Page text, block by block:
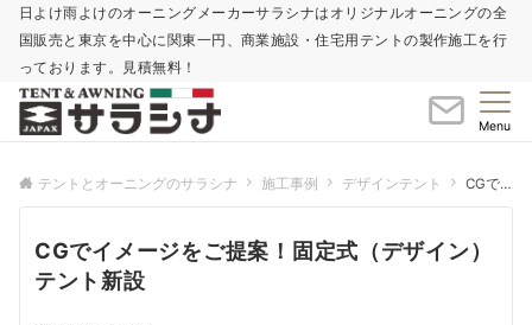
日よけ雨よけのオーニングメーカーサラシナはオリジナルオーニングの全
国販売と東京を中心に関東一円、商業施設・住宅用テントの製作施工を行
っております。見積無料！
Menu
テントとオーニングのサラシナ 施工事例 デザインテント CGでイメージをご提案！固定式（デザイン）テント新設
CGでイメージをご提案！固定式（デザイン）
テント新設